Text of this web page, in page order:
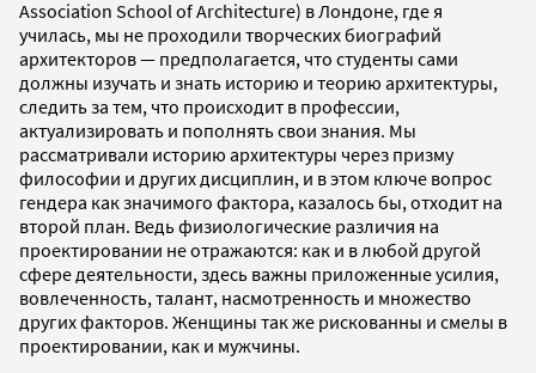
Association School of Architecture) в Лондоне, где я
училась, мы не проходили творческих биографий
архитекторов — предполагается, что студенты сами
должны изучать и знать историю и теорию архитектуры,
следить за тем, что происходит в профессии,
актуализировать и пополнять свои знания. Мы
рассматривали историю архитектуры через призму
философии и других дисциплин, и в этом ключе вопрос
гендера как значимого фактора, казалось бы, отходит на
второй план. Ведь физиологические различия на
проектировании не отражаются: как и в любой другой
сфере деятельности, здесь важны приложенные усилия,
вовлеченность, талант, насмотренность и множество
других факторов. Женщины так же рискованны и смелы в
проектировании, как и мужчины.